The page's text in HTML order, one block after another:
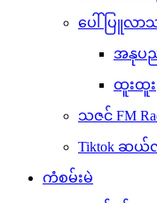
ပေါ်ပြူလာသ
အနုပည
ထူးထူးခ
သဇင် FM
Tiktok ဆယ်လီ
ကံစမ်းမဲ